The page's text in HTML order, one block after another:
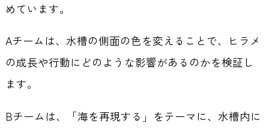
めています。
Aチームは、水槽の側面の色を変えることで、ヒラメ
の成長や行動にどのような影響があるのかを検証し
ます。
Bチームは、「海を再現する」をテーマに、水槽内に